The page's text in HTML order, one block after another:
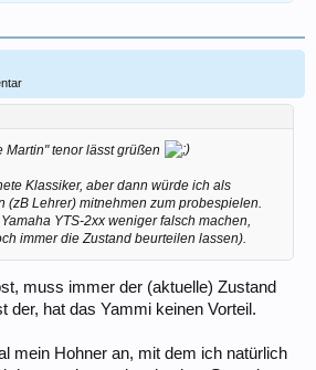
Martin" tenor lässt grüßen
Klassiker, aber dann würde ich als
(zB Lehrer) mitnehmen zum probespielen.
YTS-2xx weniger falsch machen,
immer die Zustand beurteilen lassen).
muss immer der (aktuelle) Zustand
der, hat das Yammi keinen Vorteil.
mein Hohner an, mit dem ich natürlich